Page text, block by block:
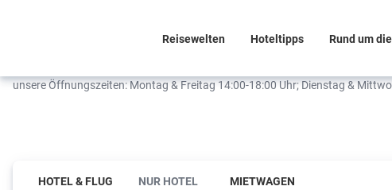
Reisewelten Hoteltipps Rund um
unsere Öffnungszeiten: Montag & Freitag 14:00-18:00 Uhr; Dienstag &
HOTEL & FLUG NUR HOTEL MIETWAGEN